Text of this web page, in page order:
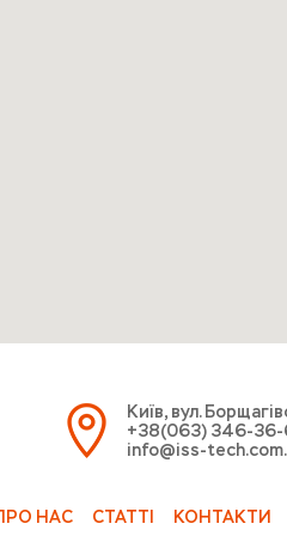
Київ, вул.
+38(063) 346-36-
info@iss-
ПРО НАС СТАТТІ КОНТАКТИ